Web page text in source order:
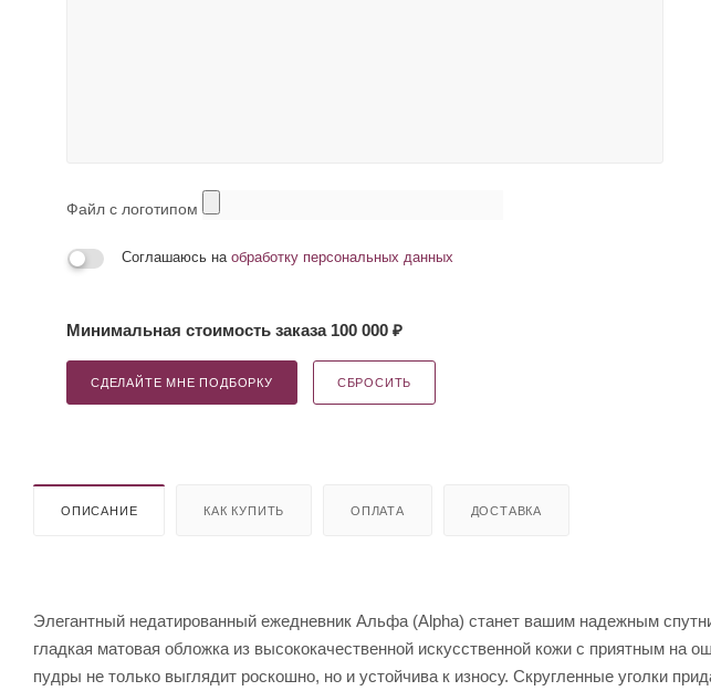
Файл с логотипом
Соглашаюсь на обработку персональных данных
Минимальная стоимость заказа 100 000 ₽
СДЕЛАЙТЕ МНЕ ПОДБОРКУ СБРОСИТЬ
ОПИСАНИЕ КАК КУПИТЬ ОПЛАТА ДОСТАВКА
Элегантный недатированный ежедневник Альфа (Alpha) станет вашим надежным
гладкая матовая обложка из высококачественной искусственной кожи с приятным на
пудры не только выглядит роскошно, но и устойчива к износу. Скругленные уголки